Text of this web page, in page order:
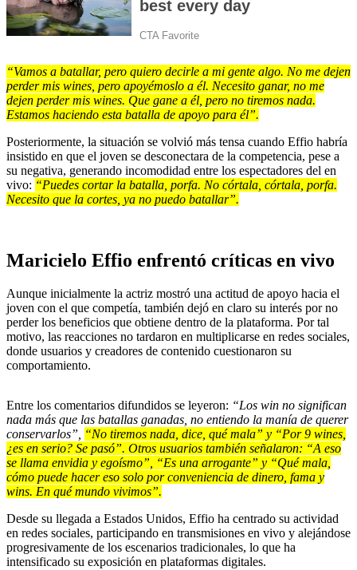
“Vamos a batallar, pero quiero decirle a mi gente algo. No me dejen
perder mis wines, pero apoyémoslo a él. Necesito ganar, no me
dejen perder mis wines. Que gane a él, pero no tiremos nada.
Estamos haciendo esta batalla de apoyo para él”.
Posteriormente, la situación se volvió más tensa cuando Effio habría
insistido en que el joven se desconectara de la competencia, pese a
su negativa, generando incomodidad entre los espectadores del en
vivo: “Puedes cortar la batalla, porfa. No córtala, córtala, porfa.
Necesito que la cortes, ya no puedo batallar”.
Maricielo Effio enfrentó críticas en vivo
Aunque inicialmente la actriz mostró una actitud de apoyo hacia el
joven con el que competía, también dejó en claro su interés por no
perder los beneficios que obtiene dentro de la plataforma. Por tal
motivo, las reacciones no tardaron en multiplicarse en redes sociales,
donde usuarios y creadores de contenido cuestionaron su
comportamiento.
Entre los comentarios difundidos se leyeron: “Los win no significan
nada más que las batallas ganadas, no entiendo la manía de querer
conservarlos”, “No tiremos nada, dice, qué mala” y “Por 9 wines,
¿es en serio? Se pasó”. Otros usuarios también señalaron: “A eso
se llama envidia y egoísmo”, “Es una arrogante” y “Qué mala,
cómo puede hacer eso solo por conveniencia de dinero, fama y
wins. En qué mundo vivimos”.
Desde su llegada a Estados Unidos, Effio ha centrado su actividad
en redes sociales, participando en transmisiones en vivo y alejándose
progresivamente de los escenarios tradicionales, lo que ha
intensificado su exposición en plataformas digitales.